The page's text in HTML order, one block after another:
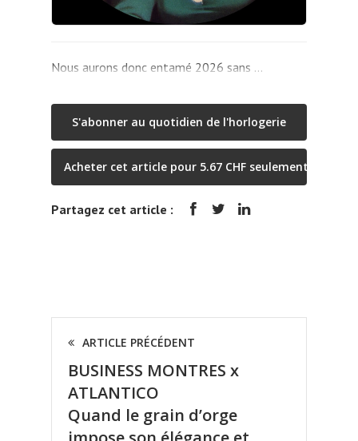
Nous aurons donc entamé 2026 sans …
S'abonner au quotidien de l'horlogerie
Acheter cet article pour 5.67 CHF seulement
Partagez cet article :
ARTICLE PRÉCÉDENT
BUSINESS MONTRES x
ATLANTICO
Quand le grain d’orge